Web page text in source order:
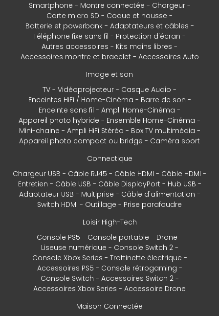
Smartphone
Montre connectée
Chargeur
Carte micro SD
Coque et housse
Batterie et powerbank
Adaptateurs et câbles
Téléphone fixe sans fil
Protection d'écran
Autres accessoires
Kits mains libres
Accessoires montre et bracelet
Accessoires Auto
Image et son
TV
Vidéoprojecteur
Casque Audio
Enceintes HiFi / Home-Cinéma
Barre de son
Enceinte sans fil
Ampli Home-Cinéma
Appareil photo hybride
Ensemble Home-Cinéma
Mini-chaine
Ampli HiFi Stéréo
Box TV multimédia
Appareil photo compact ou bridge
Caméra sport
Connectique
Chargeur USB
Câble RJ45 Câble HDMI
Câble HDMI
Entretien
Câble USB Câble DisplayPort
Hub USB
Adaptateur USB
Multiprise
Câble d'alimentation
Switch HDMI
Outillage
Prise parafoudre
Loisir High-Tech
Console PS5
Console portable
Drone
Liseuse numérique
Console Switch 2
Console Xbox Series
Trottinette électrique
Accessoires PS5
Console rétrogaming
Console Switch
Accessoires Switch 2
Accessoires Xbox Series
Accessoire Drone
Maison Connectée